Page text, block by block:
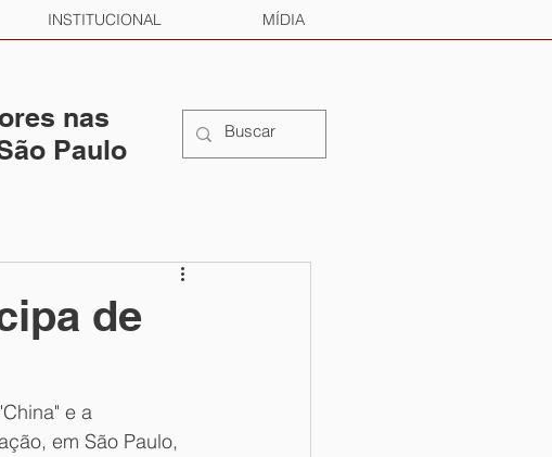
INSTITUCIONAL MÍDIA
nas
Paulo
de
e a
em São Paulo,